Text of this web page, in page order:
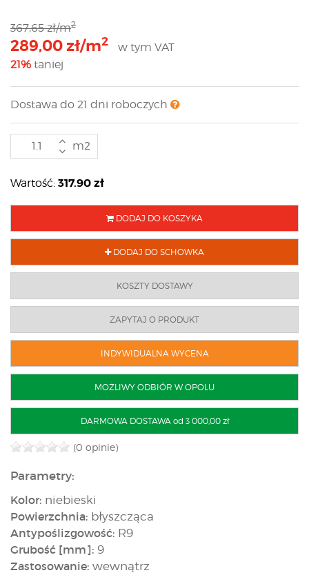
367,65 zł/m2
289,00 zł/m2
w tym VAT
21% taniej
Dostawa do 21 dni roboczych
m2
Wartość: 317.90zł
DODAJ DO KOSZYKA
DODAJ DO SCHOWKA
KOSZTY DOSTAWY
ZAPYTAJ O PRODUKT
INDYWIDUALNA WYCENA
MOŻLIWY ODBIÓR W OPOLU
DARMOWA DOSTAWA od 3 000,00 zł
(0 opinie)
Parametry:
Kolor: niebieski
Powierzchnia: błyszcząca
Antypoślizgowość: R9
Grubość [mm]: 9
Zastosowanie: wewnątrz